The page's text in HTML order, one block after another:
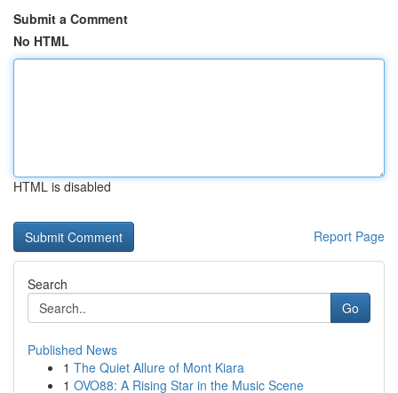
Submit a Comment
No HTML
HTML is disabled
Report Page
Search
Go
Published News
1 The Quiet Allure of Mont Kiara
1 OVO88: A Rising Star in the Music Scene